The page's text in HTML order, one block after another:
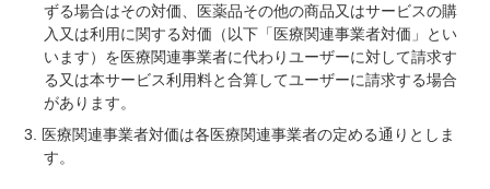
ずる場合はその対価、医薬品その他の商品又はサービスの購
入又は利用に関する対価（以下「医療関連事業者対価」とい
います）を医療関連事業者に代わりユーザーに対して請求す
る又は本サービス利用料と合算してユーザーに請求する場合
があります。
医療関連事業者対価は各医療関連事業者の定める通りとしま
す。